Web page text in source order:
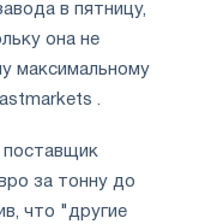
в пятницу,
она не
максимальному
.
поставщик
за тонну до
что "другие